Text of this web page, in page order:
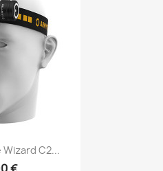
Wizard C2...